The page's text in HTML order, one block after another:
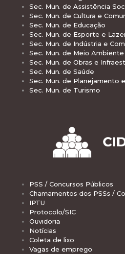
Sec. Mun. de Assistência
Sec. Mun. de Cultura e
Sec. Mun. de Educação
Sec. Mun. de Esporte e
Sec. Mun. de Indústria e
Sec. Mun. de Meio Ambiente
Sec. Mun. de Obras e
Sec. Mun. de Saúde
Sec. Mun. de Planejamento
Sec. Mun. de Turismo
PSS / Concursos Públicos
Chamamentos dos PSSs /
IPTU
Protocolo/SIC
Ouvidoria
Notícias
Coleta de lixo
Vagas de emprego